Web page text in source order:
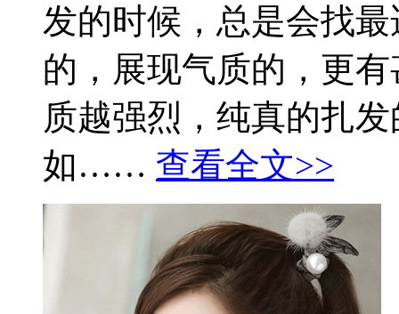
发的时候，总是会找
的，展现气质的，更
质越强烈，纯真的扎
如…… 查看全文>>